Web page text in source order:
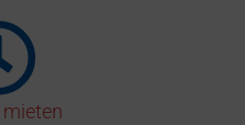
mieten